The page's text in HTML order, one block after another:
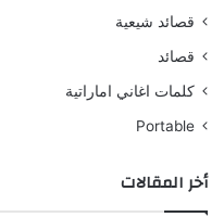
قصائد شيعية
قصائد
كلمات اغاني اماراتية
Portable
أخر المقالات